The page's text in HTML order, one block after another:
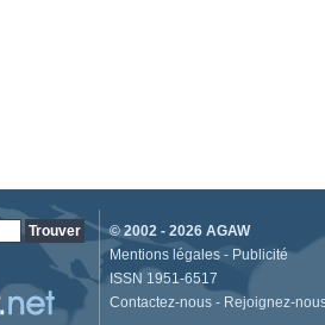
© 2002 - 2026 AGAW
Mentions légales - Publicité
ISSN 1951-6517
Contactez-nous - Rejoignez-